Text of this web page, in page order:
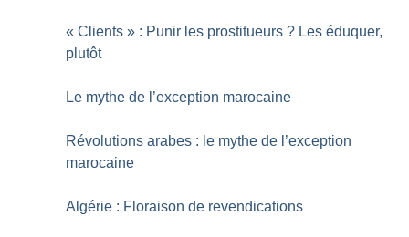
« Clients » : Punir les prostitueurs ? Les éduquer,
plutôt
Le mythe de l’exception marocaine
Révolutions arabes : le mythe de l’exception
marocaine
Algérie : Floraison de revendications